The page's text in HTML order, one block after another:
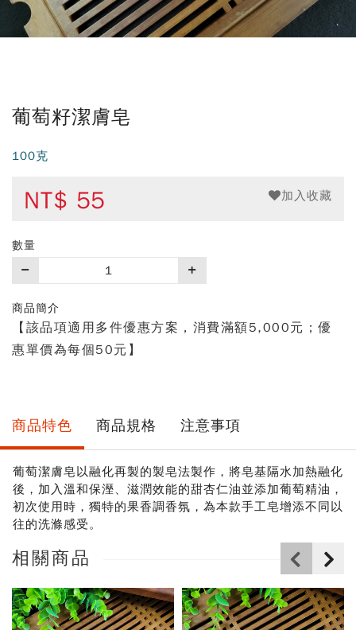
葡萄籽潔膚皂
100克
NT$ 55 加入收藏
數量
買
數
量
商品簡介
【該品項適用多件優惠方案，消費滿額5,000元；優
惠單價為每個50元】
商品特色 商品規格 注意事項
葡萄潔膚皂以融化再製的製皂法製作，將皂基隔水加熱融化
後，加入溫和保溼、滋潤效能的甜杏仁油並添加葡萄精油，
初次使用時，獨特的果香調香氛，為本款手工皂增添不同以
往的洗滌感受。
相關商品